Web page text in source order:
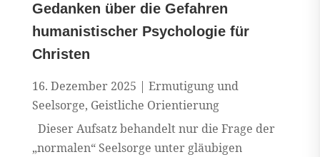
Gedanken über die Gefahren
humanistischer Psychologie für
Christen
16. Dezember 2025 | Ermutigung und
Seelsorge, Geistliche Orientierung
Dieser Aufsatz behandelt nur die Frage der
„normalen“ Seelsorge unter gläubigen